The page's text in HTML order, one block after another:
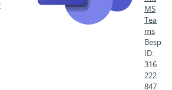
MS
Tea
ms
ID:
316
222
847